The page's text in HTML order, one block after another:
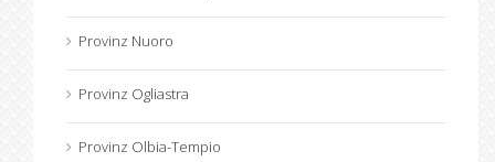
Provinz Nuoro
Provinz Ogliastra
Provinz Olbia-Tempio